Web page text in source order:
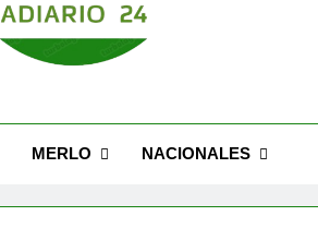
MERLO NACIONALES